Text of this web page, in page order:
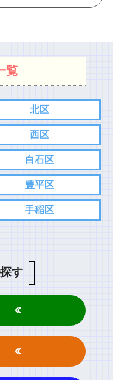
覧
北区
西区
白石区
豊平区
手稲区
す